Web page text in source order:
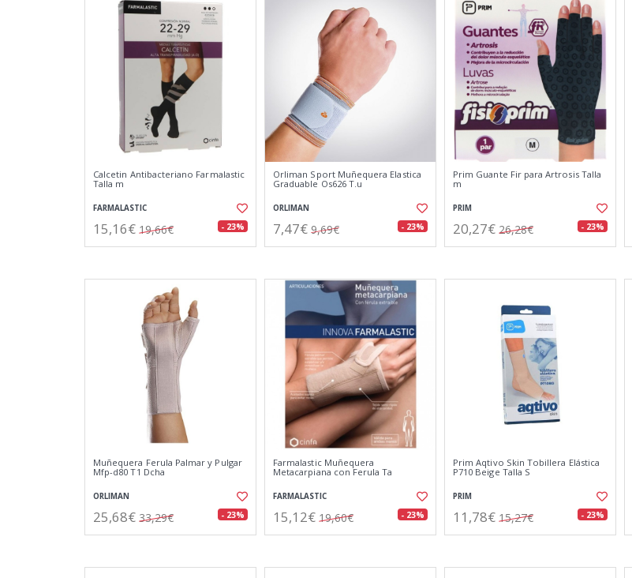
Calcetin Antibacteriano Farmalastic
Talla m
FARMALASTIC
15,16€ 19,66€ - 23%
Orliman Sport Muñequera Elastica
Graduable Os626 T.u
ORLIMAN
7,47€ 9,69€ - 23%
Prim Guante Fir para Artrosis Talla
m
PRIM
20,27€ 26,28€ - 23%
Muñequera Ferula Palmar y Pulgar
Mfp-d80 T1 Dcha
ORLIMAN
25,68€ 33,29€ - 23%
Farmalastic Muñequera
Metacarpiana con Ferula Ta
FARMALASTIC
15,12€ 19,60€ - 23%
Prim Aqtivo Skin Tobillera Elástica
P710 Beige Talla S
PRIM
11,78€ 15,27€ - 23%